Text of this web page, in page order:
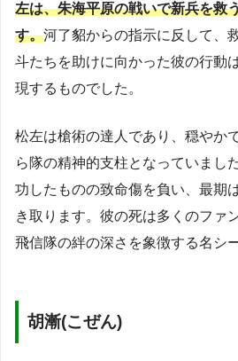
左は、朱海平原の戦いで新兵を救
す。河了貂からの指示に反して、
斗たちを助けに向かった彼の行動
現するものでした。
松左は槍術の達人であり、穏やか
ら隊の精神的支柱となっていまし
功したものの致命傷を負い、最期
き取ります。彼の死は多くのファ
飛信隊の絆の深さを象徴する名シ
胡漸(こぜん)